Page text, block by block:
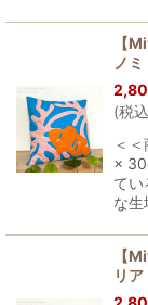
【
ノ
(税込
＜
×
てい
な
【
リ